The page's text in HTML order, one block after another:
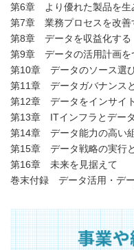
第6章 より優れた製品を生
第7章 業務プロセスを改善
第8章 データを収益化する
第9章 データの活用計画を
第10章 データのソース選
第11章 データガバナンス
第12章 データをインサイ
第13章 ITインフラとデー
第14章 データ能力の高い
第15章 データ戦略の実行
第16章 未来を見据えて
巻末付録 データ活用・デ